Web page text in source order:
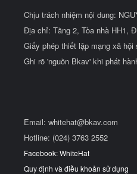
Chịu trách nhiệm nội dung:
Địa chỉ: Tầng 2, Tòa nhà HH1,
Giấy phép thiết lập mạng xã
Ghi rõ 'nguồn Bkav' khi phát
Email: whitehat@bkav.com
Hotline: (024) 3763 2552
Facebook: WhiteHat
Quy định và điều khoản sử dụng